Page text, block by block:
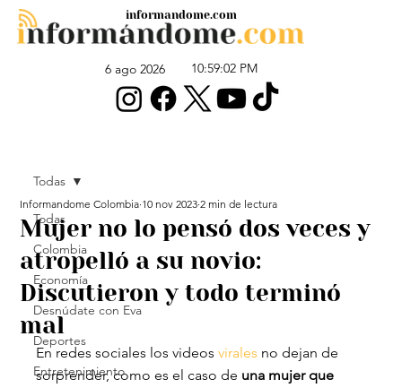
6 ago 2026 10:59:02 PM
informandome.com
Todas
Colombia
Economía
Desnúdate con Eva
Deportes
Entretenimiento
Todas
Mujer no lo pensó dos veces y
atropelló a su novio:
Discutieron y todo terminó
mal
Informandome Colombia 10 nov 2023 2 min de lectura
En redes sociales los videos virales no dejan de
sorprender, como es el caso de una mujer que